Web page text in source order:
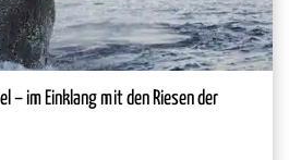
– im Einklang mit den Riesen der